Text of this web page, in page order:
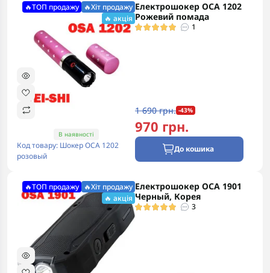
🔥ТОП продажу 🔥Хіт продажу
🔥 акція
В наявності
Код товару: Шокер ОСА 1202
розовый
Електрошокер ОСА 1202
Рожевий помада
1
1 690 грн. -43%
970 грн.
До кошика
🔥ТОП продажу 🔥Хіт продажу
🔥 акція
Електрошокер ОСА 1901
Черный, Корея
3